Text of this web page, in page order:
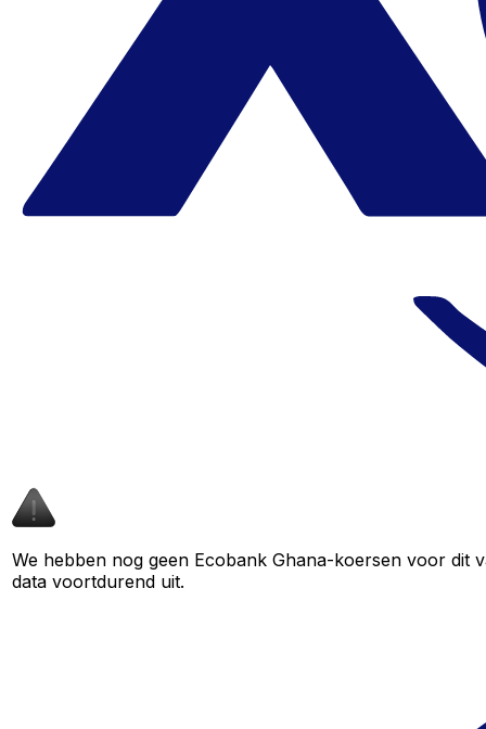
We hebben nog geen Ecobank Ghana-koersen voor dit
data voortdurend uit.